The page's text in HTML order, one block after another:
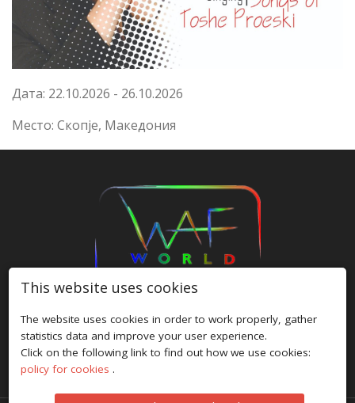
Дата: 22.10.2026 - 26.10.2026
Место: Скопје, Македония
HOME /FESTIVALS/ABOUT US/GALLERY
PRIVACY POLICY/COOKIE POLICY/CONTACT
This website uses cookies
The website uses cookies in order to work properly, gather
statistics data and improve your user experience.
Click on the following link to find out how we use cookies:
policy for cookies .